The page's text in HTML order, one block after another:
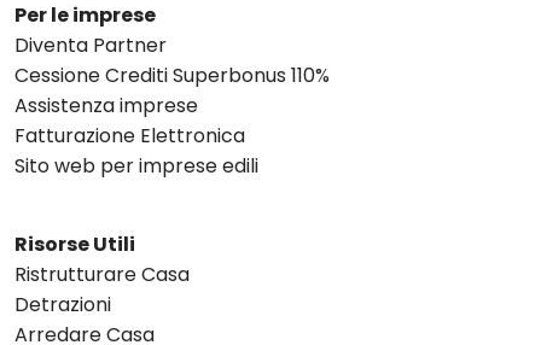
Per le imprese
Diventa Partner
Cessione Crediti Superbonus 110%
Assistenza imprese
Fatturazione Elettronica
Sito web per imprese edili
Risorse Utili
Ristrutturare Casa
Detrazioni
Arredare Casa